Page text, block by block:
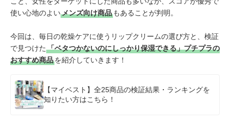
使い心地のよいメンズ向け商品 もあることが判明。
今回は、毎日の乾燥ケアに使うリップクリームの選び方と、検証
で見つけた 「ベタつかないのにしっかり保湿できる」プチプラの
おすすめ商品を紹介していきます！
【マイベスト】全25商品の検証結果・ランキングを
知りたい方はこちら！